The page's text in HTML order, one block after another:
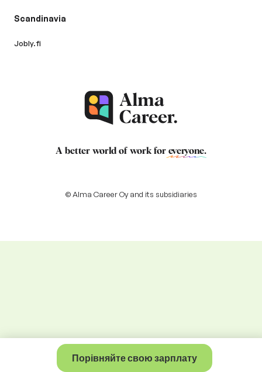
Порівняйте свою зарплату
Scandinavia
Jobly.fi
A better world of work for everyone.
© Alma Career Oy and its subsidiaries